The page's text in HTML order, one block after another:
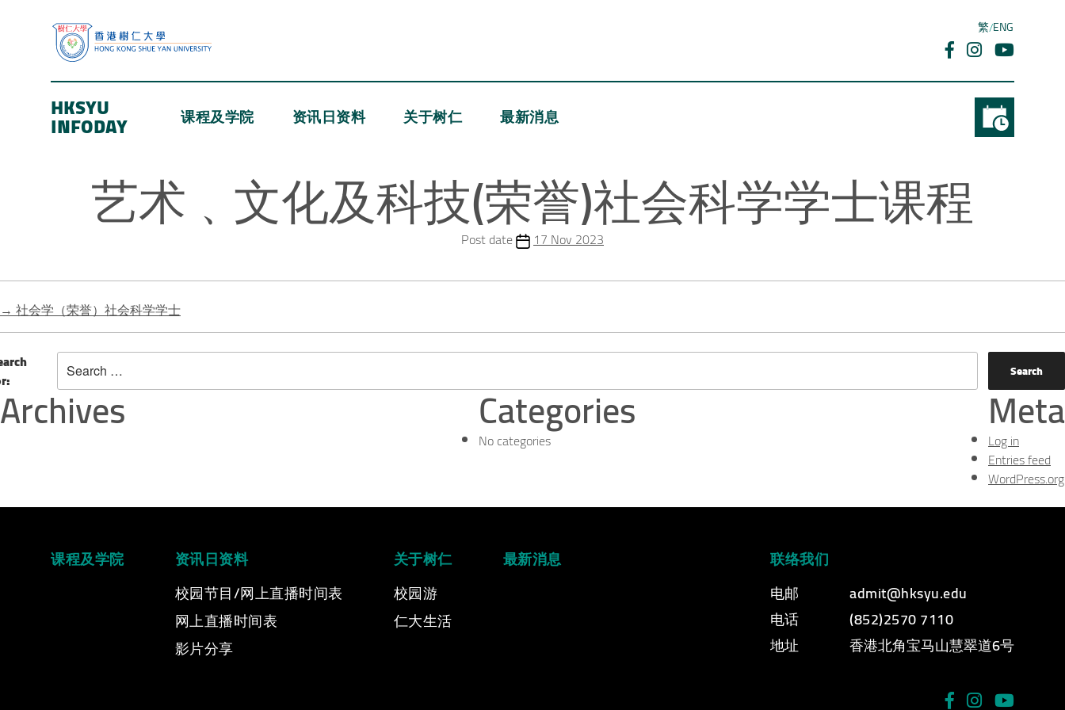
繁 ENG
HKSYU
INFODAY 课程及学院 资讯日资料 关于树仁 最新消息
艺术﹑文化及科技(荣誉)社会科学学士课程
Post date 17 Nov 2023
→社会学（荣誉）社会科学学士
Archives Categories
No categories Meta
Log in
Entries feed
WordPress.org
Video category
课程及学院
资讯日资料
校园节目/网上直播时间表
网上直播时间表
影片分享
关于树仁
校园游
仁大生活
最新消息
联络我们
电邮
admit@hksyu.edu
电话
(852)2570 7110
地址
香港北角宝马山慧翠道6号